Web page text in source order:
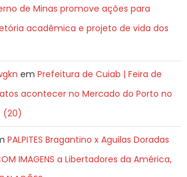
de Minas promove ações para
acadêmica e projeto de vida dos
em Prefeitura de Cuiab | Feira de
acontecer no Mercado do Porto no
(20)
PALPITES Bragantino x Aguilas Doradas
IMAGENS a Libertadores da América,